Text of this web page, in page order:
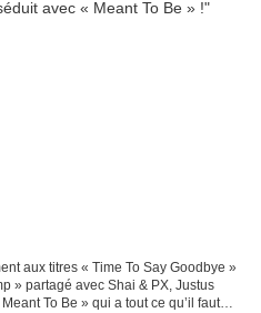
aux titres « Time To Say Goodbye »
» partagé avec Shai & PX, Justus
To Be » qui a tout ce qu’il faut